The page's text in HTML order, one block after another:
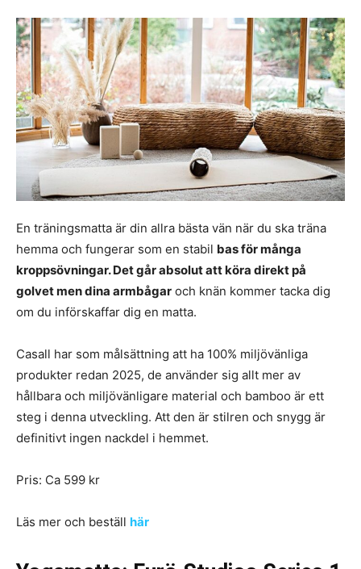
En träningsmatta är din allra bästa vän när du ska träna
hemma och fungerar som en stabil bas för många
kroppsövningar. Det går absolut att köra direkt på
golvet men dina armbågar och knän kommer tacka dig
om du införskaffar dig en matta.
Casall har som målsättning att ha 100% miljövänliga
produkter redan 2025, de använder sig allt mer av
hållbara och miljövänligare material och bamboo är ett
steg i denna utveckling. Att den är stilren och snygg är
definitivt ingen nackdel i hemmet.
Pris: Ca 599 kr
Läs mer och beställ här